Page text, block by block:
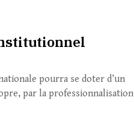
pourra se doter d’un
par la professionnalisation